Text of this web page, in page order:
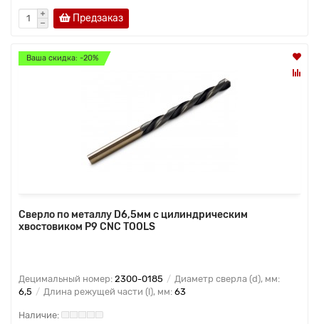
Предзаказ
Ваша скидка: -20%
Сверло по металлу D6,5мм с цилиндрическим
хвостовиком Р9 CNC TOOLS
Децимальный номер: 2300-0185
Диаметр сверла (d), мм:
6,5
Длина режущей части (l), мм: 63